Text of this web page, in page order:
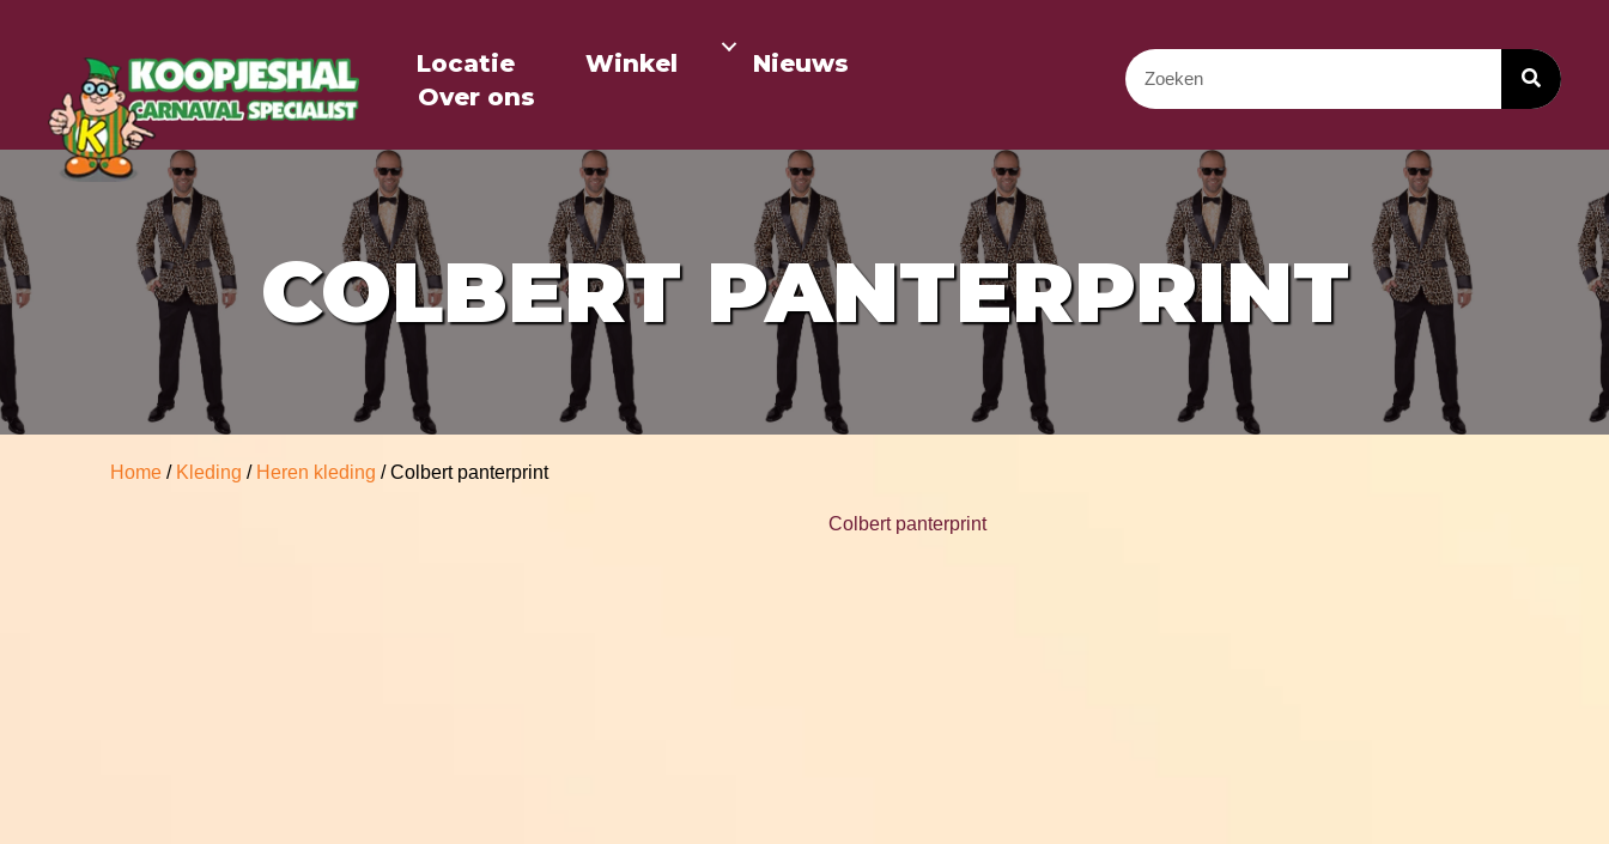
Locatie Winkel
Nieuws
Over ons
COLBERT PANTERPRINT
Home / Kleding / Heren kleding / Colbert panterprint
Colbert panterprint